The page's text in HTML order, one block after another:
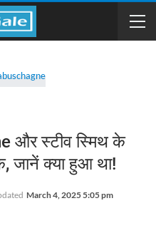
और स्टीव स्मिथ के
जानें क्या हुआ था!
March 4, 2025 5:05 pm